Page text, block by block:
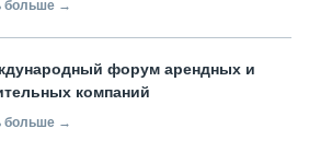
больше →
форум арендных и
компаний
больше →